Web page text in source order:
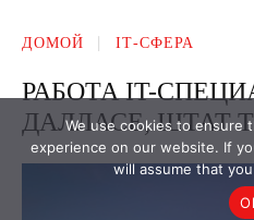
We use cookies to ensure
experience on our website. If
will assume that